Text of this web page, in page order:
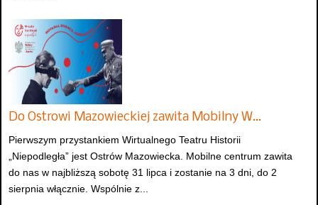
Do Ostrowi Mazowieckiej zawita Mobilny W…
Pierwszym przystankiem Wirtualnego Teatru Historii
„Niepodległa” jest Ostrów Mazowiecka. Mobilne centrum zawita
do nas w najbliższą sobotę 31 lipca i zostanie na 3 dni, do 2
sierpnia włącznie. Wspólnie z...